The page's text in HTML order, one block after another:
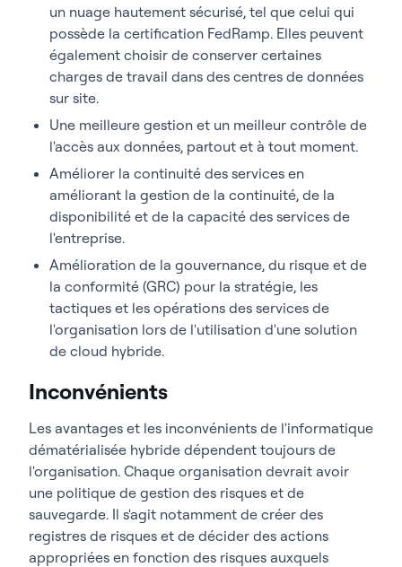
un nuage hautement sécurisé, tel que celui qui
possède la certification FedRamp. Elles peuvent
également choisir de conserver certaines
charges de travail dans des centres de données
sur site.
Une meilleure gestion et un meilleur contrôle de
l'accès aux données, partout et à tout moment.
Améliorer la continuité des services en
améliorant la gestion de la continuité, de la
disponibilité et de la capacité des services de
l'entreprise.
Amélioration de la gouvernance, du risque et de
la conformité (GRC) pour la stratégie, les
tactiques et les opérations des services de
l'organisation lors de l'utilisation d'une solution
de cloud hybride.
Inconvénients
Les avantages et les inconvénients de l'informatique
dématérialisée hybride dépendent toujours de
l'organisation. Chaque organisation devrait avoir
une politique de gestion des risques et de
sauvegarde. Il s'agit notamment de créer des
registres de risques et de décider des actions
appropriées en fonction des risques auxquels